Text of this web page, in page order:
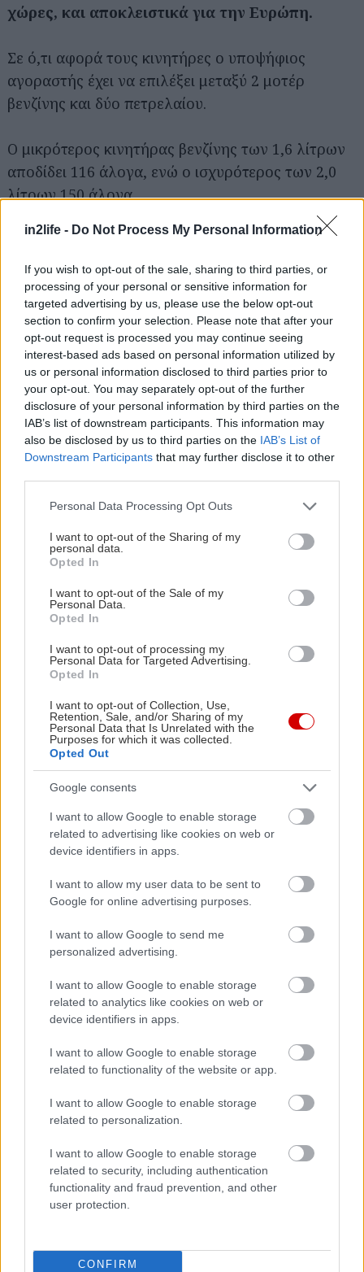
in2life - Do Not Process My Personal Information
If you wish to opt-out of the sale, sharing to third parties, or
processing of your personal or sensitive information for
targeted advertising by us, please use the below opt-out
section to confirm your selection. Please note that after your
opt-out request is processed you may continue seeing
interest-based ads based on personal information utilized by
us or personal information disclosed to third parties prior to
your opt-out. You may separately opt-out of the further
disclosure of your personal information by third parties on the
IAB’s list of downstream participants. This information may
also be disclosed by us to third parties on the IAB’s List of
Downstream Participants that may further disclose it to other
Please note that this website/app uses one or more Google
not limited to your visit or usage behaviour. You may click to
grant or deny consent to Google and its third-party tags to
use your data for below specified purposes in below Google
consent section.
Personal Data Processing Opt Outs
I want to opt-out of the Sharing of my
personal data.
Opted In
I want to opt-out of the Sale of my
Personal Data.
Opted In
I want to opt-out of processing my
Personal Data for Targeted Advertising.
Opted In
I want to opt-out of Collection, Use,
Retention, Sale, and/or Sharing of my
Personal Data that Is Unrelated with the
Purposes for which it was collected.
Opted Out
Google consents
I want to allow Google to enable storage
related to advertising like cookies on web or
device identifiers in apps.
I want to allow my user data to be sent to
Google for online advertising purposes.
I want to allow Google to send me
personalized advertising.
I want to allow Google to enable storage
related to analytics like cookies on web or
device identifiers in apps.
I want to allow Google to enable storage
related to functionality of the website or app.
I want to allow Google to enable storage
related to personalization.
I want to allow Google to enable storage
related to security, including authentication
functionality and fraud prevention, and other
user protection.
CONFIRM
χώρες, και αποκλειστικά για την Ευρώπη.
Σε ό,τι αφορά τους κινητήρες ο υποψήφιος
αγοραστής έχει να επιλέξει μεταξύ 2 μοτέρ
βενζίνης και δύο πετρελαίου.
Ο μικρότερος κινητήρας βενζίνης των 1,6 λίτρων
αποδίδει 116 άλογα, ενώ ο ισχυρότερος των 2,0
λίτρων 150 άλογα.
Το νέο Peugeot θα παρουσιαστεί σε παγκόσμια
πρεμιέρα στη "Διεθνή Έκθεση Αυτοκινήτου της
Γενεύης (Μάρτιος 2012), και θα κυκλοφορήσει
εμπορικά, αρχικά στις διεθνείς αγορές, από την
Άνοιξη 2012.
Επιμέλεια: Άρης Δαμουλάκης
Διαβάστε επίσης
Αναζήτηση
για...